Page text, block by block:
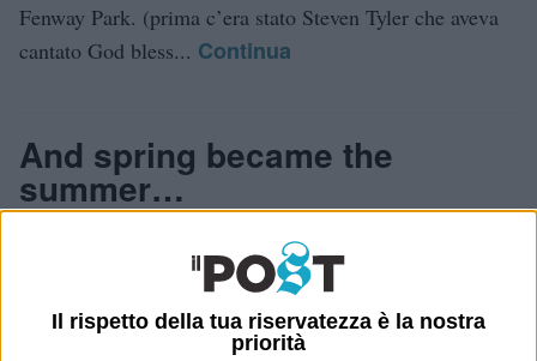
Il rispetto della tua riservatezza è la nostra
priorità
Fenway Park. (prima c’era stato Steven Tyler che aveva
cantato God bless... Continua
And spring became the
summer…
Questo scrissi in Playlist di “Sweet Caroline”, di Neil
Diamond: “Una delle canzoni più cantate negli stadi
americani, altro che “po-po-pò poppo-pò-po”. In